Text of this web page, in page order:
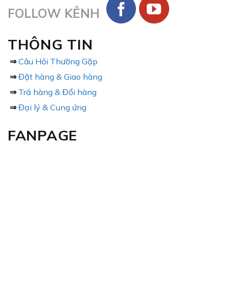
FOLLOW KÊNH
THÔNG TIN
⇒ Câu Hỏi Thường Gặp
⇒ Đặt hàng & Giao hàng
⇒ Trả hàng & Đổi hàng
⇒ Đại lý & Cung ứng
FANPAGE